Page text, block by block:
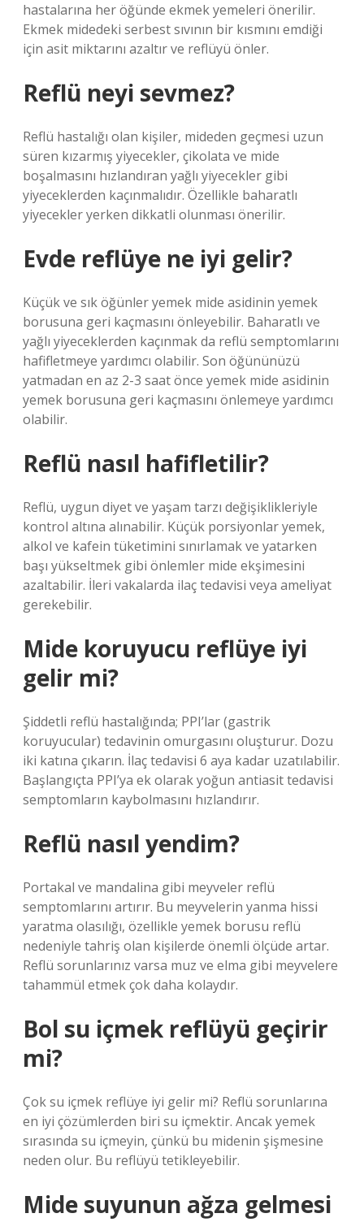
hastalarına her öğünde ekmek yemeleri önerilir.
Ekmek midedeki serbest sıvının bir kısmını emdiği
için asit miktarını azaltır ve reflüyü önler.
Reflü neyi sevmez?
Reflü hastalığı olan kişiler, mideden geçmesi uzun
süren kızarmış yiyecekler, çikolata ve mide
boşalmasını hızlandıran yağlı yiyecekler gibi
yiyeceklerden kaçınmalıdır. Özellikle baharatlı
yiyecekler yerken dikkatli olunması önerilir.
Evde reflüye ne iyi gelir?
Küçük ve sık öğünler yemek mide asidinin yemek
borusuna geri kaçmasını önleyebilir. Baharatlı ve
yağlı yiyeceklerden kaçınmak da reflü semptomlarını
hafifletmeye yardımcı olabilir. Son öğününüzü
yatmadan en az 2-3 saat önce yemek mide asidinin
yemek borusuna geri kaçmasını önlemeye yardımcı
olabilir.
Reflü nasıl hafifletilir?
Reflü, uygun diyet ve yaşam tarzı değişiklikleriyle
kontrol altına alınabilir. Küçük porsiyonlar yemek,
alkol ve kafein tüketimini sınırlamak ve yatarken
başı yükseltmek gibi önlemler mide ekşimesini
azaltabilir. İleri vakalarda ilaç tedavisi veya ameliyat
gerekebilir.
Mide koruyucu reflüye iyi
gelir mi?
Şiddetli reflü hastalığında; PPI’lar (gastrik
koruyucular) tedavinin omurgasını oluşturur. Dozu
iki katına çıkarın. İlaç tedavisi 6 aya kadar uzatılabilir.
Başlangıçta PPI’ya ek olarak yoğun antiasit tedavisi
semptomların kaybolmasını hızlandırır.
Reflü nasıl yendim?
Portakal ve mandalina gibi meyveler reflü
semptomlarını artırır. Bu meyvelerin yanma hissi
yaratma olasılığı, özellikle yemek borusu reflü
nedeniyle tahriş olan kişilerde önemli ölçüde artar.
Reflü sorunlarınız varsa muz ve elma gibi meyvelere
tahammül etmek çok daha kolaydır.
Bol su içmek reflüyü geçirir
mi?
Çok su içmek reflüye iyi gelir mi? Reflü sorunlarına
en iyi çözümlerden biri su içmektir. Ancak yemek
sırasında su içmeyin, çünkü bu midenin şişmesine
neden olur. Bu reflüyü tetikleyebilir.
Mide suyunun ağza gelmesi